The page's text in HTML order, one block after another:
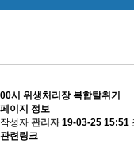
00시 위생처리장 복합탈취기
페이지 정보
작성자 관리자 19-03-25 15:51
관련링크